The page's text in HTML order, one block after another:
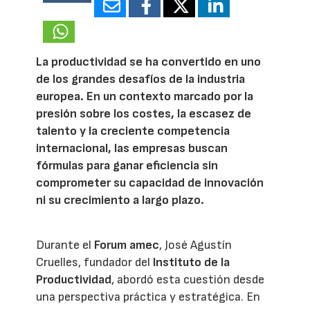
21789
La productividad se ha convertido en uno
de los grandes desafíos de la industria
europea. En un contexto marcado por la
presión sobre los costes, la escasez de
talento y la creciente competencia
internacional, las empresas buscan
fórmulas para ganar eficiencia sin
comprometer su capacidad de innovación
ni su crecimiento a largo plazo.
Durante el Forum amec, José Agustín
Cruelles, fundador del Instituto de la
Productividad, abordó esta cuestión desde
una perspectiva práctica y estratégica. En